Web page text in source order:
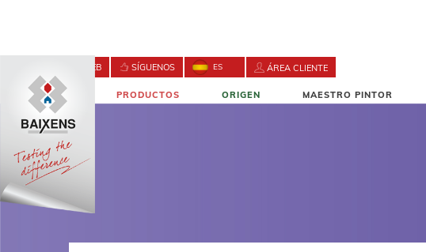
BUSCA EN LA WEB SÍGUENOS ES ÁREA CLIENTE
NOVEDADES PRODUCTOS ORIGEN MAESTRO PINTOR
CONTACTO